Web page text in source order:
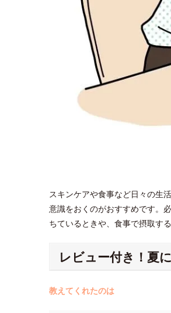
スキンケアや食事など日々の生
意識をおくのがおすすめです。
ちているときや、食事で摂取す
レビュー付き！夏
教えてくれたのは